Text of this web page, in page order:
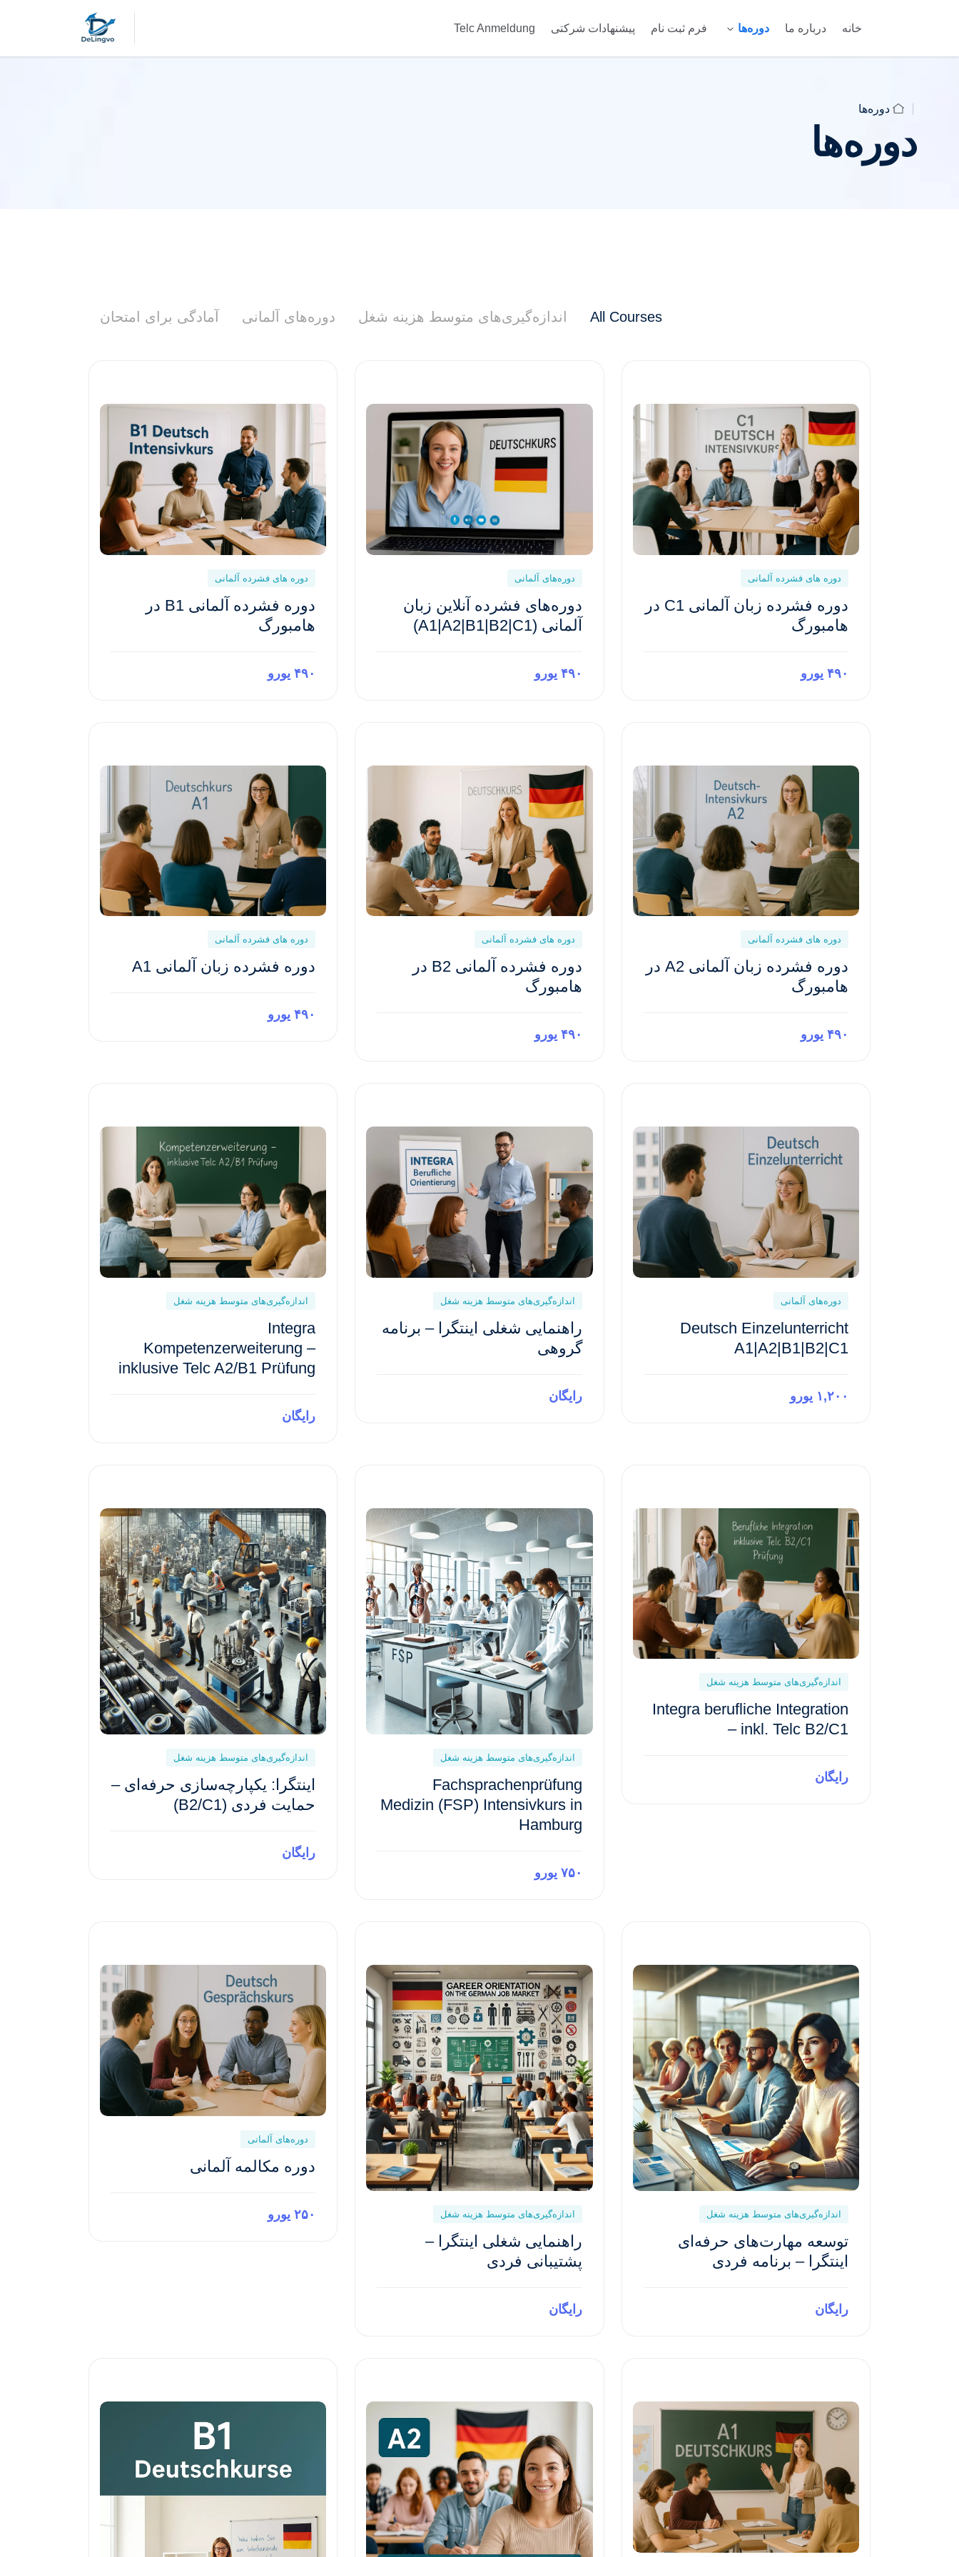
خانه درباره ما دوره‌ها فرم ثبت نام پیشنهادات شرکتی Telc Anmeldung
دوره‌ها
دوره‌ها
All Courses اندازه‌گیری‌های متوسط هزینه شغل دوره‌های آلمانی آمادگی برای امتحان
دوره های فشرده آلمانی
دوره فشرده زبان آلمانی C1 در
هامبورگ
۴۹۰ یورو
دوره‌های آلمانی
دوره‌های فشرده آنلاین زبان
آلمانی (A1|A2|B1|B2|C1)
۴۹۰ یورو
دوره های فشرده آلمانی
دوره فشرده آلمانی B1 در
هامبورگ
۴۹۰ یورو
دوره های فشرده آلمانی
دوره فشرده زبان آلمانی A2 در
هامبورگ
۴۹۰ یورو
دوره های فشرده آلمانی
دوره فشرده آلمانی B2 در
هامبورگ
۴۹۰ یورو
دوره های فشرده آلمانی
دوره فشرده زبان آلمانی A1
۴۹۰ یورو
دوره‌های آلمانی
Deutsch Einzelunterricht
A1|A2|B1|B2|C1
۱,۲۰۰ یورو
اندازه‌گیری‌های متوسط هزینه شغل
راهنمایی شغلی اینتگرا – برنامه
گروهی
رایگان
اندازه‌گیری‌های متوسط هزینه شغل
Integra
Kompetenzerweiterung –
inklusive Telc A2/B1 Prüfung
رایگان
اندازه‌گیری‌های متوسط هزینه شغل
Integra berufliche Integration
– inkl. Telc B2/C1
رایگان
اندازه‌گیری‌های متوسط هزینه شغل
Fachsprachenprüfung
Medizin (FSP) Intensivkurs in
Hamburg
۷۵۰ یورو
اندازه‌گیری‌های متوسط هزینه شغل
اینتگرا: یکپارچه‌سازی حرفه‌ای –
حمایت فردی (B2/C1)
رایگان
اندازه‌گیری‌های متوسط هزینه شغل
توسعه مهارت‌های حرفه‌ای
اینتگرا – برنامه فردی
رایگان
اندازه‌گیری‌های متوسط هزینه شغل
راهنمایی شغلی اینتگرا –
پشتیبانی فردی
رایگان
دوره‌های آلمانی
دوره مکالمه آلمانی
۲۵۰ یورو